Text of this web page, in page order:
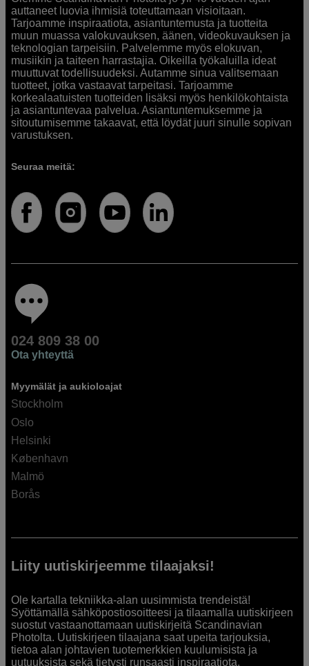
auttaneet luovia ihmisiä toteuttamaan visioitaan.
Tarjoamme inspiraatiota, asiantuntemusta ja tuotteita
muun muassa valokuvauksen, äänen, videokuvauksen ja
teknologian tarpeisiin. Palvelemme myös elokuvan,
musiikin ja taiteen harrastajia. Oikeilla työkaluilla ideat
muuttuvat todellisuudeksi. Autamme sinua valitsemaan
tuotteet, jotka vastaavat tarpeitasi. Tarjoamme
korkealaatuisten tuotteiden lisäksi myös henkilökohtaista
ja asiantuntevaa palvelua. Asiantuntemuksemme ja
sitoutumisemme takaavat, että löydät juuri sinulle sopivan
varustuksen.
Seuraa meitä:
024 809 38 00
Ota yhteyttä
Myymälät ja aukioloajat
Stockholm
Oslo
Helsinki
København
Malmö
Borås
Liity uutiskirjeemme tilaajaksi!
Ole kartalla tekniikka-alan uusimmista trendeistä!
Syöttämällä sähköpostiosoitteesi ja tilaamalla uutiskirjeen
suostut vastaanottamaan uutiskirjeitä Scandinavian
Photolta. Uutiskirjeen tilaajana saat upeita tarjouksia,
tietoa alan johtavien tuotemerkkien kuulumisista ja
uutuuksista sekä tietysti runsaasti inspiraatiota.